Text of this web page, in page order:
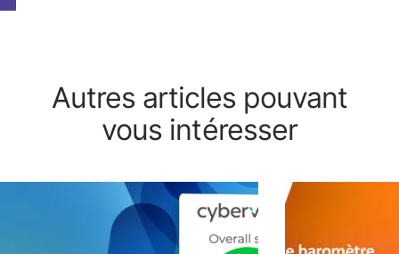
Autres articles pouvant
vous intéresser